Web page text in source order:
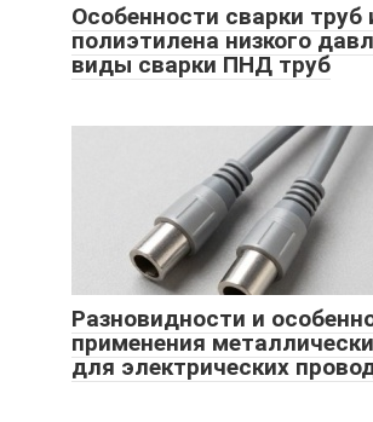
Особенности сварки труб
полиэтилена низкого
виды сварки ПНД труб
Разновидности и
применения
для электрических